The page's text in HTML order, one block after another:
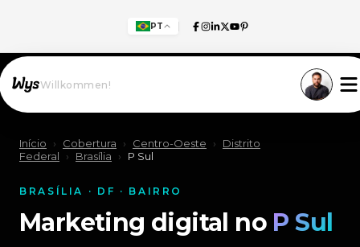
PT
Willkommen!
Início › Cobertura › Centro-Oeste ›
Distrito
Federal
› Brasília › P Sul
BRASÍLIA · DF · BAIRRO
Marketing digital no P Sul